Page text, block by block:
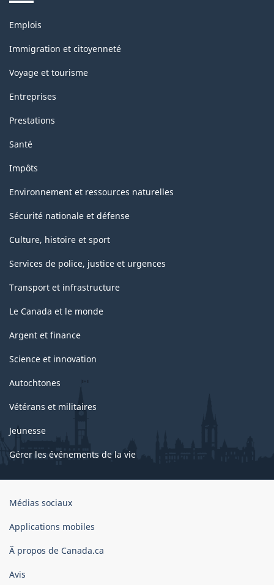
Thèmes
sujets
Emplois
Immigration et citoyenneté
Voyage et tourisme
Entreprises
Prestations
Santé
Impôts
Environnement et ressources naturelles
Sécurité nationale et défense
Culture, histoire et sport
Services de police, justice et urgences
Transport et infrastructure
Le Canada et le monde
Argent et finance
Science et innovation
Autochtones
Vétérans et militaires
Jeunesse
Gérer les événements de la vie
Organisation
gouvernement
Canada
Médias sociaux
Applications mobiles
Ã propos de Canada.ca
Avis